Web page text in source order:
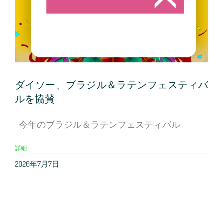
ダイソー、ブラジル＆ラテンフェスティバ
ルを協賛
今年のブラジル＆ラテンフェスティバル
詳細
2026年7月7日